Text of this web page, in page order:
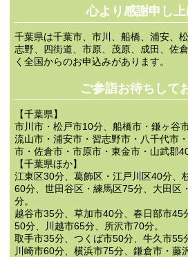
心より感謝申し
千葉県は千葉市、市川、船橋、浦安、
志野、四街道、市原、茂原、成田、佐
く全国からのお申込みがあります。
ご参詣お待ちして
【千葉県】
市川市・松戸市10分、船橋市・鎌ヶ谷
流山市・浦安市・習志野市・八千代市
市・佐倉市・市原市・東金市・山武郡40
【千葉県ほか】
江東区30分、葛飾区・江戸川区40分、
60分、世田谷区・練馬区75分、大田区
分。
越谷市35分、草加市40分、春日部市45
50分、川越市65分、所沢市70分。
取手市35分、つくば市50分、牛久市55
川崎市60分、横浜市75分、鎌倉市・藤